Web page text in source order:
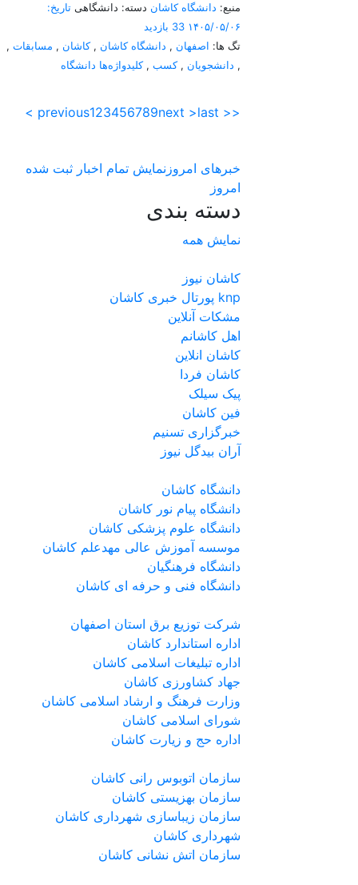
منبع: دانشگاه کاشان دسته: دانشگاهی تاریخ:
۱۴۰۵/۰۵/۰۶ 33 بازدید
تگ ها: اصفهان , دانشگاه کاشان ,کاشان , مسابقات ,
دانشجویان ,کسب ,کلیدواژه‌ها دانشگاه ,
< previous123456789next >last >>
خبرهای امروز نمایش تمام اخبار ثبت شده
امروز
دسته بندی
نمایش همه
کاشان نیوز
پورتال خبری كاشان knp
مشکات آنلاین
اهل کاشانم
کاشان انلاین
کاشان فردا
پیک سیلک
فین کاشان
خبرگزاری تسنیم
آران بیدگل نیوز
دانشگاه کاشان
دانشگاه پیام نور کاشان
دانشگاه علوم پزشکی کاشان
موسسه آموزش عالی مهدعلم کاشان
دانشگاه فرهنگیان
دانشگاه فنی و حرفه ای کاشان
شرکت توزیع برق استان اصفهان
اداره استاندارد كاشان
اداره تبلیغات اسلامی کاشان
جهاد کشاورزی کاشان
وزارت فرهنگ و ارشاد اسلامی کاشان
شورای اسلامی کاشان
اداره حج و زیارت کاشان
سازمان اتوبوس رانی کاشان
سازمان بهزیستی کاشان
سازمان زیباسازی شهرداری کاشان
شهرداری کاشان
سازمان اتش نشانی کاشان